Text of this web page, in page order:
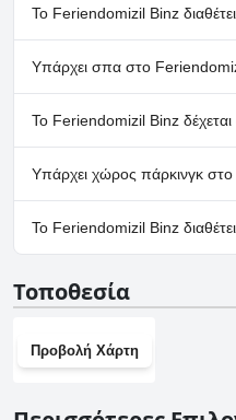
Το Feriendomizil Binz
Ναι, το Feriendomizil Binz
ανήκουν σε μία ή
Θερμαινόμενη Πισίνα,
Υπάρχει σπα στο
Όχι, το Feriendomizil Binz δεν
Το Feriendomizil Binz
Όχι, το Feriendomizil Binz δεν
Υπάρχει χώρος πάρκινγκ
Όχι, δεν υπάρχουν
Binz.
Το Feriendomizil Binz
Τοποθεσία
Προβολή Χάρτη